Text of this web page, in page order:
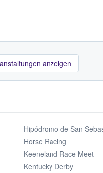
anzeigen
Hipódromo de San
Horse Racing
Keeneland Race Meet
Kentucky Derby